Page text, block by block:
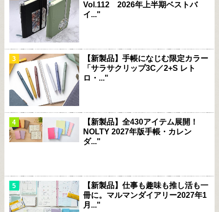
Vol.112 2026年上半期ベストバ
イ..."
【新製品】手帳になじむ限定カラー
「サラサクリップ3C／2+S レト
ロ・..."
【新製品】全430アイテム展開！
NOLTY 2027年版手帳・カレン
ダ..."
【新製品】仕事も趣味も推し活も一
冊に。マルマンダイアリー2027年1
月..."